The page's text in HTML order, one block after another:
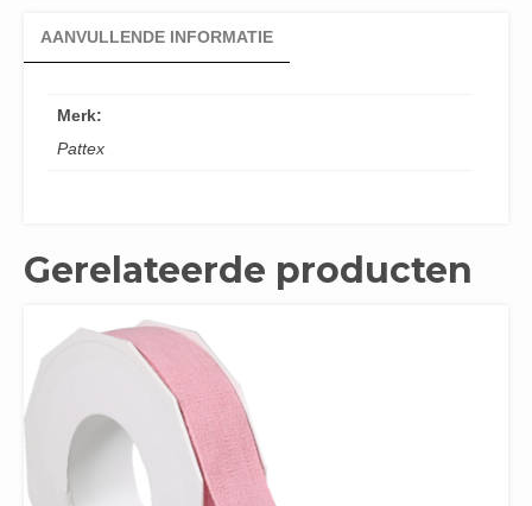
AANVULLENDE INFORMATIE
Merk:
Pattex
Gerelateerde producten